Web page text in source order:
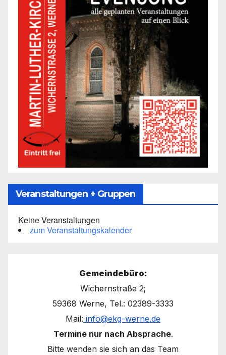
Veranstaltungen + Gruppen
Keine Veranstaltungen
zum Veranstaltungskalender
Gemeindebüro:
Wichernstraße 2;
59368 Werne, Tel.: 02389-3333
Mail: info@ekg-werne.de
Termine nur nach Absprache.
Bitte wenden sie sich an das Team